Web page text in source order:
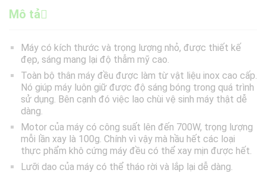
Mô tả
Máy có kích thước và trọng lượng nhỏ, được thiết kế
đẹp, sáng mang lại độ thẫm mỹ cao.
Toàn bộ thân máy đều được làm từ vật liệu inox cao cấp.
Nó giúp máy luôn giữ được độ sáng bóng trong quá trình
sử dụng. Bên cạnh đó việc lao chùi vệ sinh máy thật dễ
dàng.
Motor của máy có công suất lên đến 700W, trọng lượng
mỗi lần xay là 100g. Chính vì vậy mà hầu hết các loại
thực phẩm khô cứng máy đều có thể xay mịn được hết.
Lưỡi dao của máy có thể tháo rời và lắp lại dễ dàng.